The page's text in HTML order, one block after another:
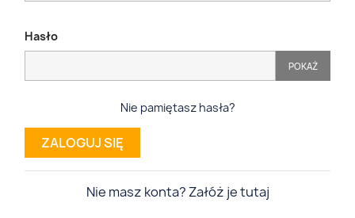
Hasło
POKAŻ
Nie pamiętasz hasła?
ZALOGUJ SIĘ
Nie masz konta? Załóż je tutaj